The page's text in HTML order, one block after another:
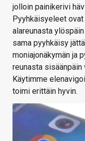
jolloin painikerivi
Pyyhkäisyeleet
alareunasta
sama pyyhkäisy
moniajonäkymän ja
reunasta sisäänpäin
Käytimme
toimi erittäin hyvin.